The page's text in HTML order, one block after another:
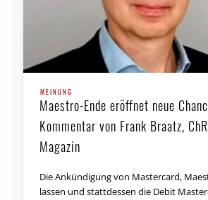
MEINUNG
Maestro-Ende eröffnet neue
Kommentar von Frank Braatz,
Magazin
Die Ankündigung von Mastercard,